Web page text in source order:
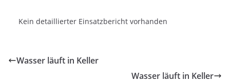
Kein detaillierter Einsatzbericht vorhanden
Wasser läuft in Keller
Wasser läuft in Keller